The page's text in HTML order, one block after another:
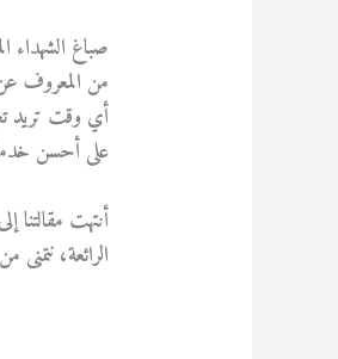
صباغ الشهداء
من المعروف
أي وقت تريد
على أحسن
أنتهت مقالتنا
الرائعة، نتمنى